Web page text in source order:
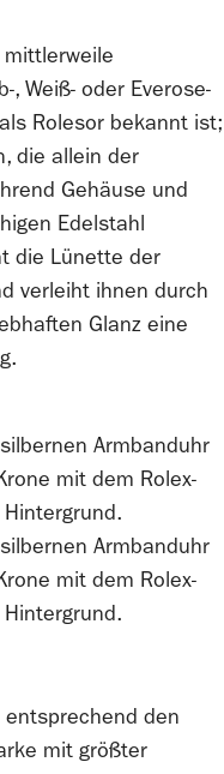
, Weiß- oder Everose-
Rolesor bekannt ist;
die allein der
Gehäuse und
Edelstahl
die Lünette der
verleiht ihnen durch
Glanz eine
entsprechend den
mit größter